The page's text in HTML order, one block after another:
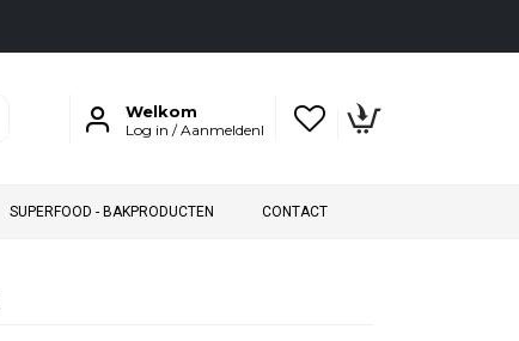
Welkom
Log in / Aanmeldenl
SUPERFOOD - BAKPRODUCTEN CONTACT